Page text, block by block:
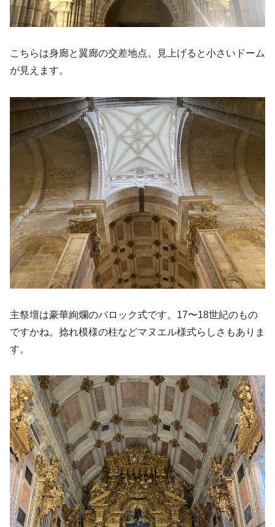
こちらは身廊と翼廊の交差地点。見上げると小さいドーム
が見えます。
主祭壇は豪華絢爛のバロック式です。17〜18世紀のもの
ですかね。捻れ模様の柱などマヌエル様式らしさもありま
す。